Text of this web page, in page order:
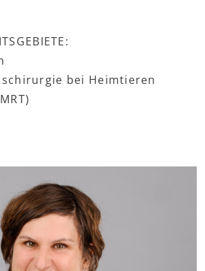
bei Heimtieren